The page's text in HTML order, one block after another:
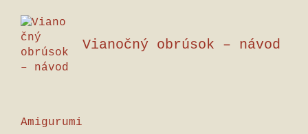
Vianočný obrúsok – návod
Amigurumi